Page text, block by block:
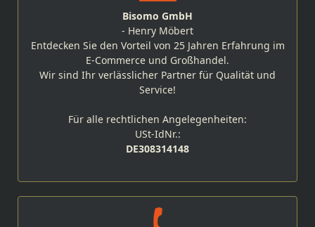
Bisomo GmbH
- Henry Möbert
Entdecken Sie den Vorteil von 25 Jahren Erfahrung im
E-Commerce und Großhandel.
Wir sind Ihr verlässlicher Partner für Qualität und
Service!
Für alle rechtlichen Angelegenheiten:
USt-IdNr.:
DE308314148